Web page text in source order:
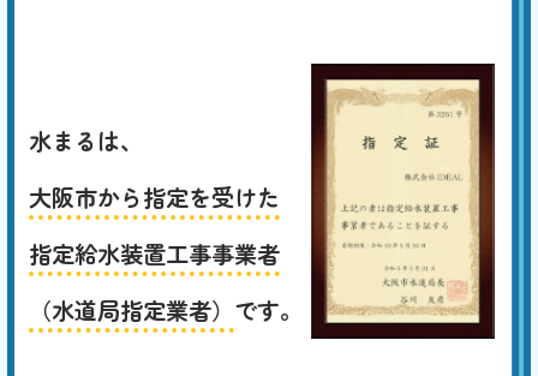
水まるは、
大阪市から指定を受けた
指定給水装置工事事業者
（水道局指定業者） です。